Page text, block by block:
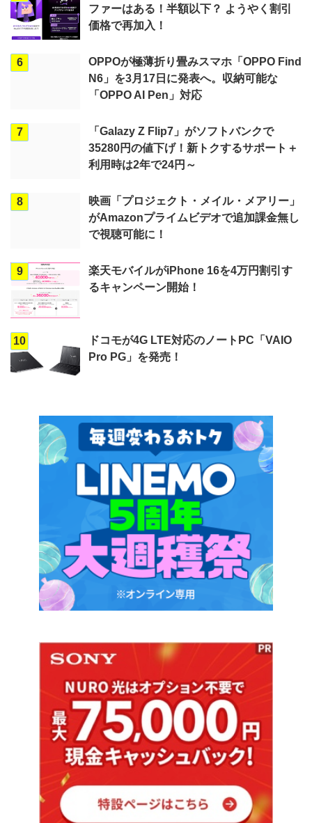
ファーはある！半額以下？ ようやく割引
価格で再加入！
6
OPPOが極薄折り畳みスマホ「OPPO Find
N6」を3月17日に発表へ。収納可能な
「OPPO AI Pen」対応
7
「Galazy Z Flip7」がソフトバンクで
35280円の値下げ！新トクするサポート＋
利用時は2年で24円～
8
映画「プロジェクト・メイル・メアリー」
がAmazonプライムビデオで追加課金無し
で視聴可能に！
9
楽天モバイルがiPhone 16を4万円割引す
るキャンペーン開始！
10
ドコモが4G LTE対応のノートPC「VAIO
Pro PG」を発売！